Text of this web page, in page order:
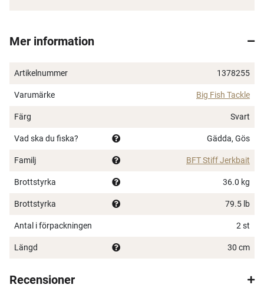
Mer information
Artikelnummer 1378255
Varumärke Big Fish Tackle
Färg Svart
Vad ska du fiska? Gädda, Gös
Familj BFT Stiff Jerkbait
Brottstyrka 36.0 kg
Brottstyrka 79.5 lb
Antal i förpackningen 2 st
Längd 30 cm
Recensioner